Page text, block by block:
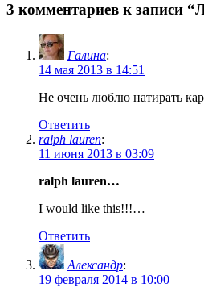
3 комментариев к записи
Галина:
14 мая 2013 в 14:51
Не очень люблю натирать
Ответить
ralph lauren:
11 июня 2013 в 03:09
ralph lauren…
I would like this!!!…
Ответить
Александр:
19 февраля 2014 в 10:00